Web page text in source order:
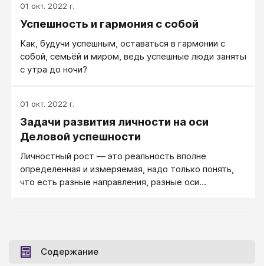
самооценки. Следует попытаться найти
взаимосвязь между результатами различных
черты человека могут дополняться или
компенсироваться другими.
01 окт. 2022 г.
Успешность и гармония с собой
Как, будучи успешным, оставаться в гармонии с
собой, семьёй и миром, ведь успешные люди заняты
с утра до ночи?
01 окт. 2022 г.
Задачи развития личности на оси
Деловой успешности
Личностный рост — это реальность вполне
определенная и измеряемая, надо только понять,
что есть разные направления, разные оси
человек может оказаться не вполне готовым, как
личность, к требованиям современного бизнеса.
Содержание